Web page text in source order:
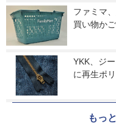
ファミマ
買い物かご
YKK、ジ
に再生ポ
もっ